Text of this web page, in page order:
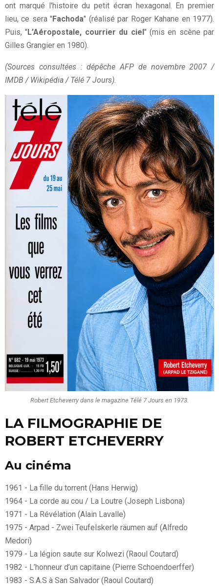
ont marqué l'histoire du petit écran hexagonal. En premier
lieu, ce sera " Fachoda" (réalisé par Roger Kahane en 1977).
Puis, " L’Aéropostale, courrier du ciel " (mis en scène par
Gilles Grangier en 1980).
(Sources consultées : dépêche AFP de novembre 2007 /
IMDB / Wikipédia / Télé 7 Jours).
Robert Etcheverry dans le magazine Télé 7 Jours en 1973.
LA FILMOGRAPHIE DE
ROBERT ETCHEVERRY
Au cinéma
1961 - La fille du torrent (Hans Herwig)
1964 - La corde au cou / La Loutre (Joseph Lisbona)
1971 - La Révélation (Alain Lavalle)
1975 - Arpad - Zwei Teufelskerle räumen auf (Alfredo
Medori)
1979 - La légion saute sur Kolwezi (Raoul Coutard)
1982 - L’honneur d’un capitaine (Pierre Schoendoerffer)
1983 - S.A.S à San Salvador (Raoul Coutard)